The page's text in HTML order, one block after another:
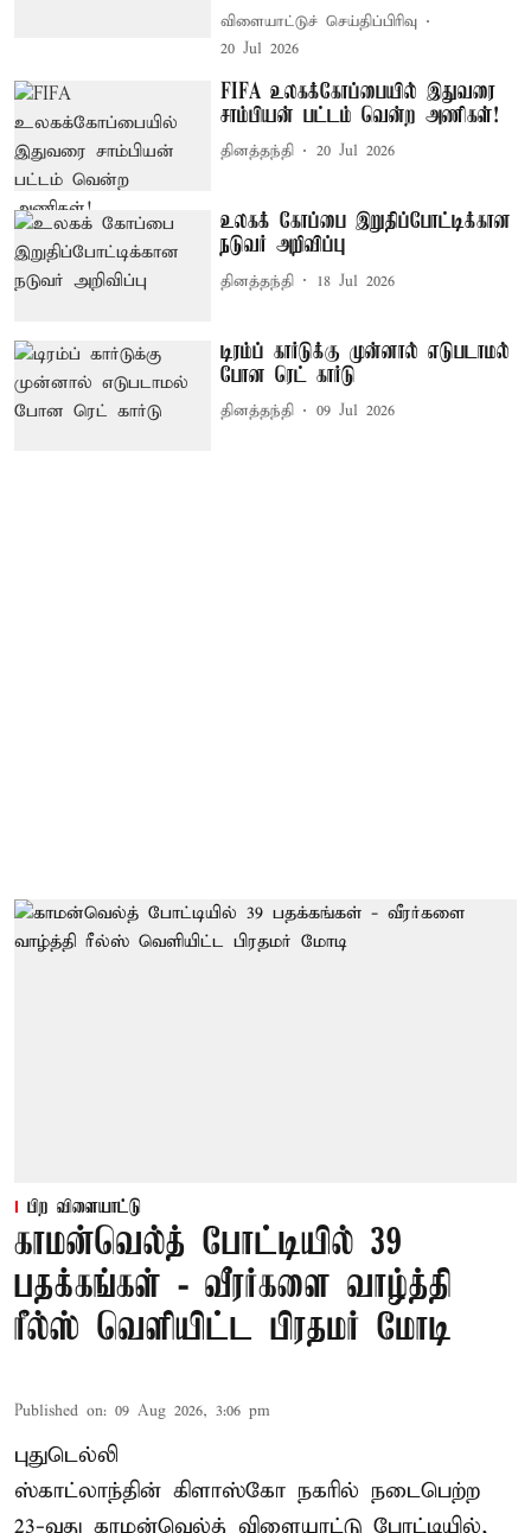
விளையாட்டுச் செய்திப்பிரிவு
20 Jul 2026
FIFA உலகக்கோப்பையில் இதுவரை
சாம்பியன் பட்டம் வென்ற அணிகள்!
தினத்தந்தி 20 Jul 2026
உலகக் கோப்பை இறுதிப்போட்டிக்கான
நடுவர் அறிவிப்பு
தினத்தந்தி 18 Jul 2026
டிரம்ப் கார்டுக்கு முன்னால் எடுபடாமல்
போன ரெட் கார்டு
தினத்தந்தி 09 Jul 2026
பிற விளையாட்டு
காமன்வெல்த் போட்டியில் 39
பதக்கங்கள் - வீரர்களை வாழ்த்தி
ரீல்ஸ் வெளியிட்ட பிரதமர் மோடி
Published on: 09 Aug 2026, 3:06 pm
புதுடெல்லி
ஸ்காட்லாந்தின் கிளாஸ்கோ நகரில் நடைபெற்ற
23-வது காமன்வெல்த் விளையாட்டு போட்டியில்,